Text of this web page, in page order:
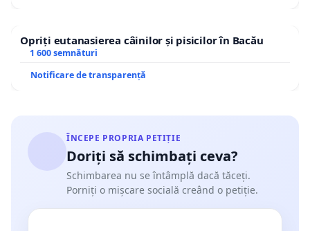
Opriți eutanasierea câinilor și pisicilor în Bacău
1 600 semnături
Notificare de transparență
ÎNCEPE PROPRIA PETIȚIE
Doriți să schimbați ceva?
Schimbarea nu se întâmplă dacă tăceți.
Porniți o mișcare socială creând o petiție.